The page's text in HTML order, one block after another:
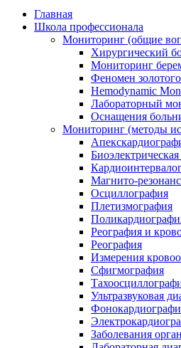
Главная
Школа профессионала
Мониторинг (общие
Хирургический
Мониторинг
Феномен
Hemodynamic
Лабораторный
Оснащения
Мониторинг (методы
Магнито-
Осциллография
Плетизмография
Реография и
Реография
Измерения
Сфигмография
Ультразвуковая
Заболевания